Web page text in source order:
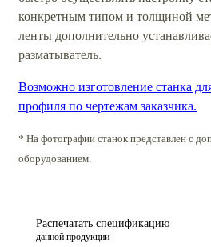
конкретным типом и толщиной
ленты дополнительно
разматыватель.
Возможно изготовление станка
профиля по чертежам заказчика.
* На фотографии станок представлен с
оборудованием.
Распечатать спецификацию
данной продукции